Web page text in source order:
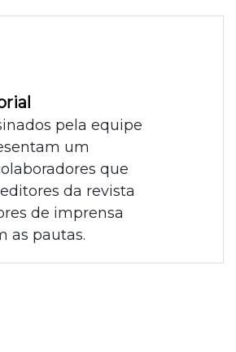
pela equipe
um
que
da revista
de imprensa
as pautas.